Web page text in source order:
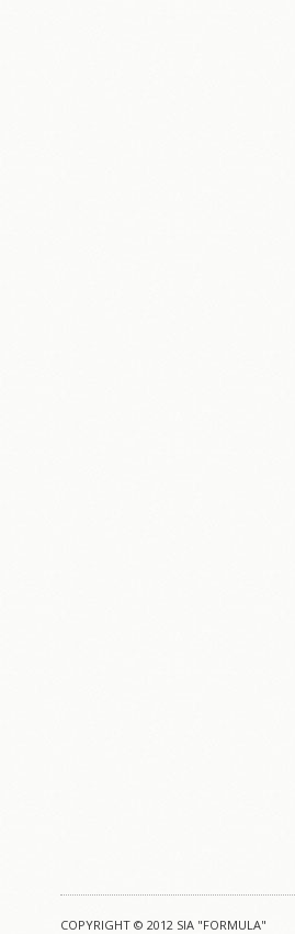
COPYRIGHT © 2012 SIA "FORMULA"